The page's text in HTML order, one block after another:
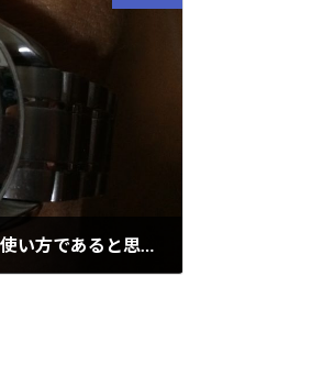
いいものから使うようにするというのが結局いい使い方であると思う話